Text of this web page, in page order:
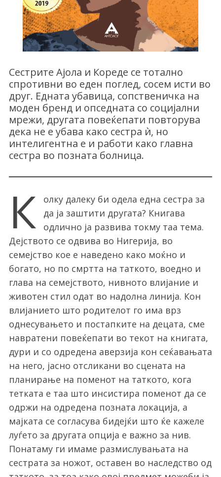
Сестрите Ајола и Кореде се тотално
спротивни во еден поглед, сосем исти во
друг. Едната убавица, сопственичка на
моден бренд и опседната со социјални
мрежи, другата повеќепати повторува
дека не е убава како сестра ѝ, но
интелигентна е и работи како главна
сестра во позната болница.
К
олку далеку би одела една сестра за
да ја заштити другата? Книгава
одлично ја развива токму таа тема.
Дејството се одвива во Нигерија, во
семејство кое е наведено како моќно и
богато, но по смртта на таткото, воедно и
глава на семејството, нивното влијание и
животен стил одат во надолна линија. Кон
влијанието што родителот го има врз
однесувањето и постапките на децата, сме
навратени повеќепати во текот на книгата,
дури и со одредена аверзија кон сеќавањата
на него, јасно отсликани во сцената на
планирање на поменот на таткото, кога
тетката е таа што инсистира поменот да се
одржи на одредена позната локација, а
мајката се согласува бидејќи што ќе кажеле
луѓето за другата опција е важно за нив.
Понатаму ги имаме размислувањата на
сестрата за ножот, оставен во наследство од